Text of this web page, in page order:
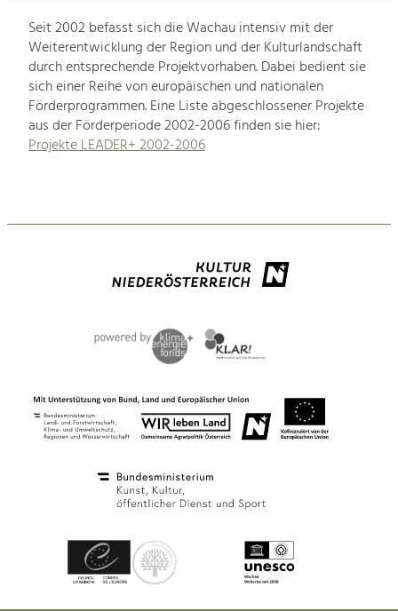
Seit 2002 befasst sich die Wachau intensiv mit der
Weiterentwicklung der Region und der Kulturlandschaft
durch entsprechende Projektvorhaben. Dabei bedient sie
sich einer Reihe von europäischen und nationalen
Förderprogrammen. Eine Liste abgeschlossener Projekte
aus der Förderperiode 2002-2006 finden sie hier:
Projekte LEADER+ 2002-2006